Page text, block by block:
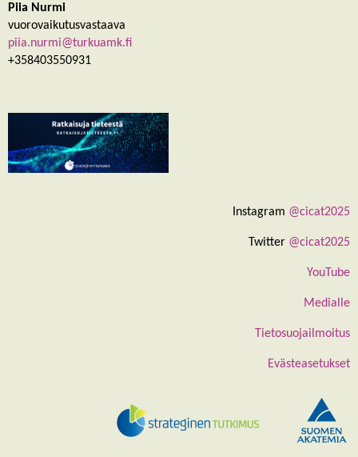
Piia Nurmi
vuorovaikutusvastaava
piia.nurmi@turkuamk.fi
+358403550931
Instagram @cicat2025
Twitter @cicat2025
YouTube
Medialle
Tietosuojailmoitus
Evästeasetukset